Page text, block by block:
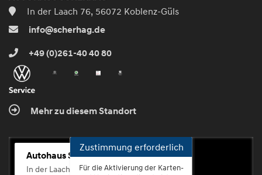
In der Laach 76, 56072 Koblenz-Güls
info@scherhag.de
+49 (0)261-40 40 80
Mehr zu diesem Standort
Autohaus Scherhag
In der Laach 76, 56072 Koblenz-Güls
Zustimmung erforderlich
Für die Aktivierung der Karten-